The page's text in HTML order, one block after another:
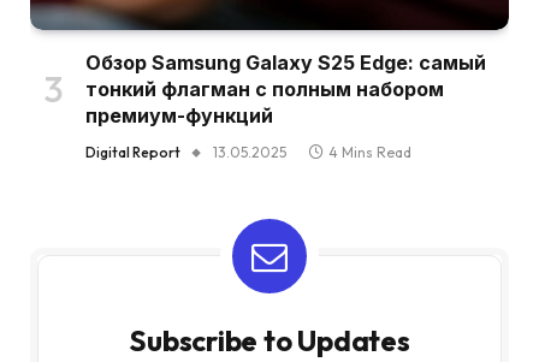
Обзор Samsung Galaxy S25 Edge: самый
тонкий флагман с полным набором
премиум-функций
Digital Report 13.05.2025 4 Mins Read
Subscribe to Updates